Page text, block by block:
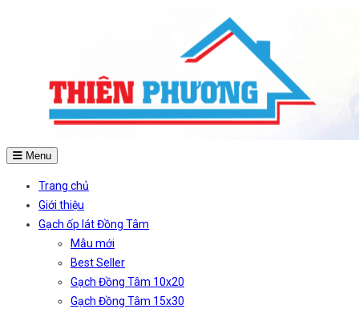
Menu
Trang chủ
Giới thiệu
Gạch ốp lát Đồng Tâm
Mẫu mới
Best Seller
Gạch Đồng Tâm 10x20
Gạch Đồng Tâm 15x30